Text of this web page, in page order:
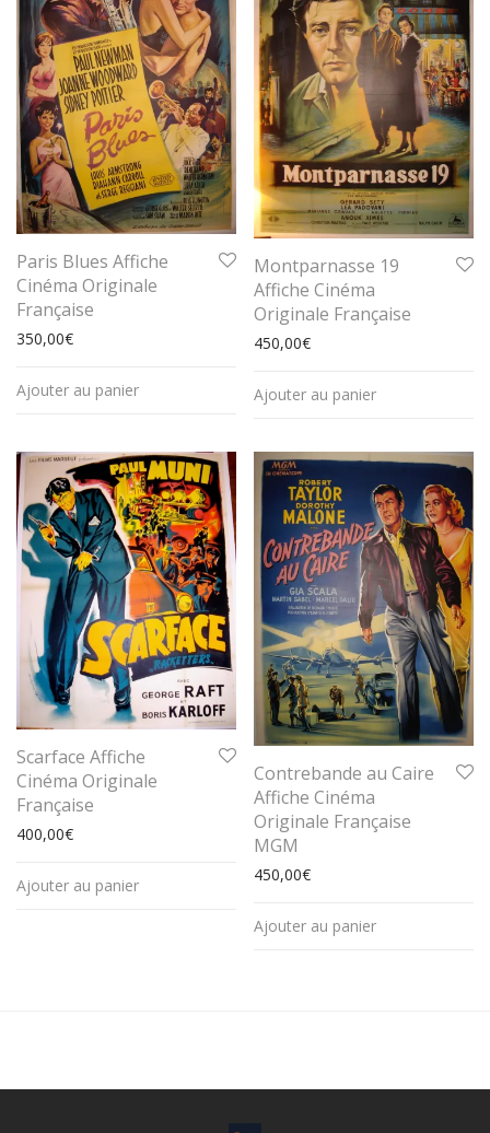
Paris Blues Affiche
Cinéma Originale
Française
350,00€
Ajouter au panier
Montparnasse 19
Affiche Cinéma
Originale Française
450,00€
Ajouter au panier
Scarface Affiche
Cinéma Originale
Française
400,00€
Ajouter au panier
Contrebande au Caire
Affiche Cinéma
Originale Française
MGM
450,00€
Ajouter au panier